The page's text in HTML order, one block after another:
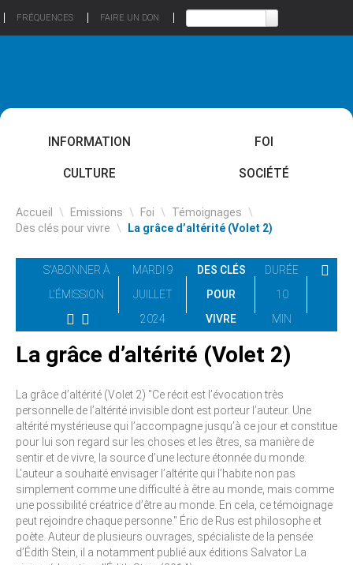
FRÉQUENCES FAIRE UN DON
INFORMATION FOI
CULTURE SOCIÉTÉ
Accueil \ Emissions \ Foi \ Témoignages \
Des clés pour vivre \ La grâce d’altérité (Volet 2)
S'ABONNER À
L'ÉMISSION
MARDI 9
JUILLET
2024
DES CLÉS
POUR
VIVRE
DURÉE
10
MIN
La grâce d’altérité (Volet 2)
La grâce d’altérité (Volet 2) "Ce récit est l’évocation très
personnelle de l’altérité invisible dont est porteur l’auteur. Une
altérité mystérieuse qui l’accompagne jusqu’à ce jour et constitue
pour lui son regard sur les choses et les êtres, sa manière de
sentir et de vivre, la source d’une lecture étonnée du monde.
L’auteur a souhaité envisager l’altérite qui l’habite non pas
simplement comme une difficulté à être au monde, mais comme
une possibilité créatrice d’être au monde. En cela, ce témoignage
peut rejoindre chaque personne." Éric de Rus est philosophe et
poète. Auteur de plusieurs ouvrages, spécialiste de la pensée
d’Édith Stein, il a notamment publié aux éditions Salvator La